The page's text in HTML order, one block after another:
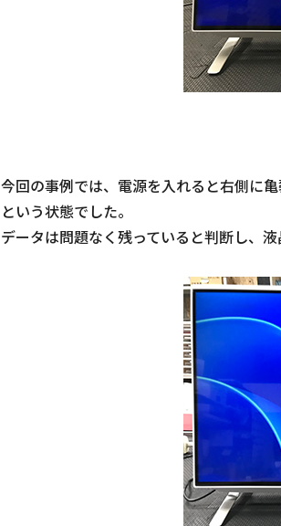
今回の事例では、電源を入れると右側に
という状態でした。
データは問題なく残っていると判断し、液